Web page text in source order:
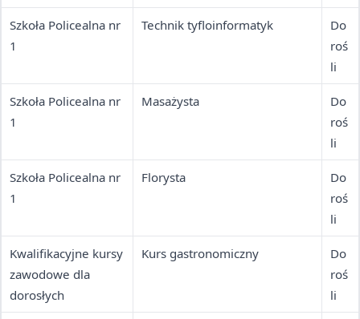
Szkoła Policealna nr
1
Technik tyfloinformatyk
Do
roś
li
Szkoła Policealna nr
1
Masażysta
Do
roś
li
Szkoła Policealna nr
1
Florysta
Do
roś
li
Kwalifikacyjne kursy
zawodowe dla
dorosłych
Kurs gastronomiczny
Do
roś
li